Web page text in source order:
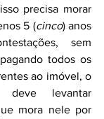
precisa morar
5 (cinco) anos
sem
todos os
ao imóvel, o
deve levantar
mora nele por